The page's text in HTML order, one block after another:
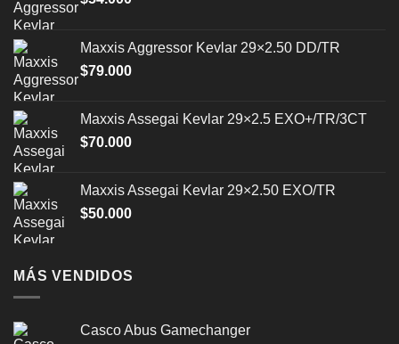
Maxxis Aggressor Kevlar 29×2.50 DD/TR
$79.000
Maxxis Assegai Kevlar 29×2.5 EXO+/TR/3CT
$70.000
Maxxis Assegai Kevlar 29×2.50 EXO/TR
$50.000
MÁS VENDIDOS
Casco Abus Gamechanger